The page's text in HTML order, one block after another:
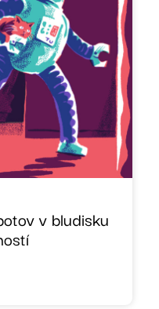
v bludisku